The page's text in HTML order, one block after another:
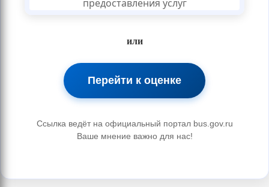
или
Перейти к оценке
Ссылка ведёт на официальный портал bus.gov.ru
Ваше мнение важно для нас!